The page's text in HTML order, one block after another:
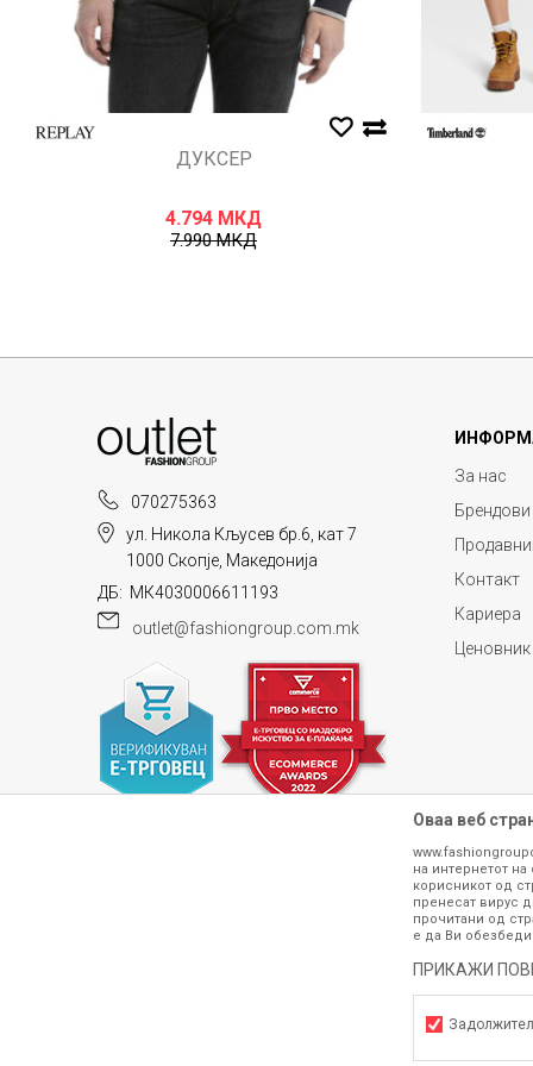
ДУКСЕР
4.794 МКД
7.990МКД
070275363
ул. Никола Кљусев бр.6, кат 7
1000 Скопје, Македонија
ДБ: МК4030006611193
outlet@fashiongroup.com.mk
За нас
Брендови
Контакт
Кариера
Ценовник
Сите информации околу производите
гарантираме дека се без ниту една
производот. Доколку дојде до
контактирајте не на
Оваа веб
на интернетот на
корисникот од
пренесат вирус
прочитани од
е да Ви
ПРИКАЖИ